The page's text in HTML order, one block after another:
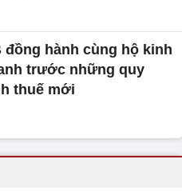
đồng hành cùng hộ kinh
trước những quy
thuế mới